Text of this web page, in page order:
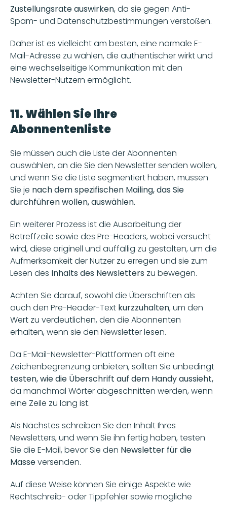
Zustellungsrate auswirken, da sie gegen Anti-
Spam- und Datenschutzbestimmungen verstoßen.
Daher ist es vielleicht am besten, eine normale E-
Mail-Adresse zu wählen, die authentischer wirkt und
eine wechselseitige Kommunikation mit den
Newsletter-Nutzern ermöglicht.
11. Wählen Sie Ihre
Abonnentenliste
Sie müssen auch die Liste der Abonnenten
auswählen, an die Sie den Newsletter senden wollen,
und wenn Sie die Liste segmentiert haben, müssen
Sie je nach dem spezifischen Mailing, das Sie
durchführen wollen, auswählen.
Ein weiterer Prozess ist die Ausarbeitung der
Betreffzeile sowie des Pre-Headers, wobei versucht
wird, diese originell und auffällig zu gestalten, um die
Aufmerksamkeit der Nutzer zu erregen und sie zum
Lesen des Inhalts des Newsletters zu bewegen.
Achten Sie darauf, sowohl die Überschriften als
auch den Pre-Header-Text kurzzuhalten, um den
Wert zu verdeutlichen, den die Abonnenten
erhalten, wenn sie den Newsletter lesen.
Da E-Mail-Newsletter-Plattformen oft eine
da manchmal Wörter abgeschnitten werden, wenn
eine Zeile zu lang ist.
Als Nächstes schreiben Sie den Inhalt Ihres
Newsletters, und wenn Sie ihn fertig haben, testen
Sie die E-Mail, bevor Sie den Newsletter für die
Masse versenden.
Auf diese Weise können Sie einige Aspekte wie
Rechtschreib- oder Tippfehler sowie mögliche